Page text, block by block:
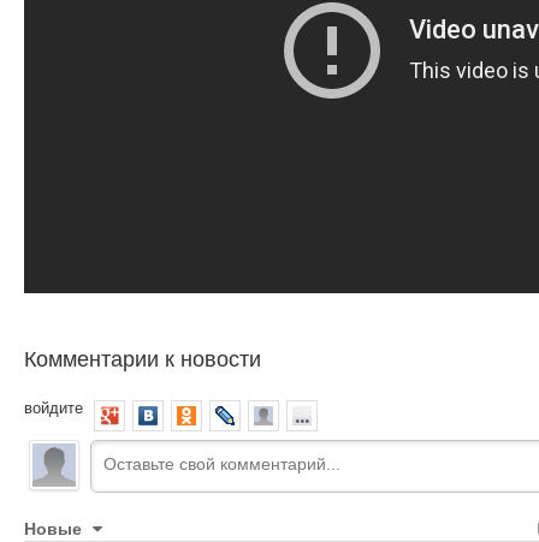
Комментарии к новости
войдите
Новые